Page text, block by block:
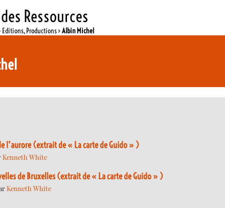
Ressources
Editions, Productions >Albin Michel
l’aurore (extrait de « La carte de Guido » )
Kenneth White
de Bruxelles (extrait de « La carte de Guido » )
Kenneth White